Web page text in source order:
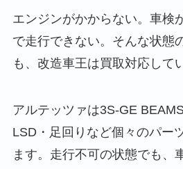
エンジンがかからない。車検
で走行できない。そんな状態
も、改造車王は買取対応して
アルテッツァは3S-GE
LSD・足回りなど個々のパー
ます。走行不可の状態でも、